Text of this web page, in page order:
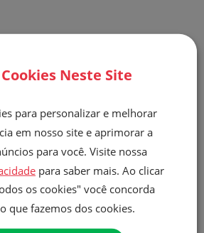
Neste Site
para personalizar e melhorar
em nosso site e aprimorar a
para você. Visite nossa
para saber mais. Ao clicar
os cookies" você concorda
que fazemos dos cookies.